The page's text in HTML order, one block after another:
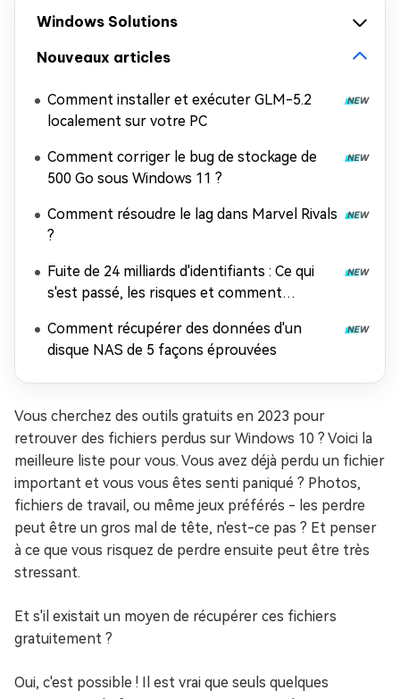
Windows Solutions
Nouveaux articles
Comment installer et exécuter GLM-5.2
localement sur votre PC
Comment corriger le bug de stockage de
500 Go sous Windows 11 ?
Comment résoudre le lag dans Marvel Rivals
?
Fuite de 24 milliards d'identifiants : Ce qui
s'est passé, les risques et comment
Comment récupérer des données d'un
disque NAS de 5 façons éprouvées
Vous cherchez des outils gratuits en 2023 pour
retrouver des fichiers perdus sur Windows 10 ? Voici la
meilleure liste pour vous. Vous avez déjà perdu un fichier
important et vous vous êtes senti paniqué ? Photos,
fichiers de travail, ou même jeux préférés - les perdre
peut être un gros mal de tête, n'est-ce pas ? Et penser
à ce que vous risquez de perdre ensuite peut être très
stressant.
Et s'il existait un moyen de récupérer ces fichiers
gratuitement ?
Oui, c'est possible ! Il est vrai que seuls quelques